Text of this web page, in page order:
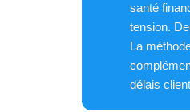
santé
tension.
La
délais